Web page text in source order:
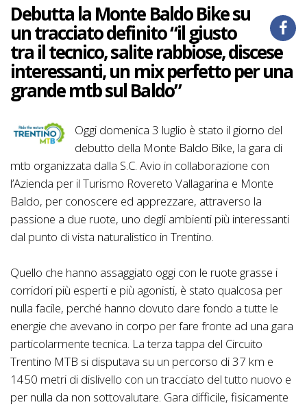
Debutta la Monte Baldo Bike su
un tracciato definito “il giusto
tra il tecnico, salite rabbiose, discese
interessanti, un mix perfetto per una
grande mtb sul Baldo”
Oggi domenica 3 luglio è stato il giorno del
debutto della Monte Baldo Bike, la gara di
mtb organizzata dalla S.C. Avio in collaborazione con
l’Azienda per il Turismo Rovereto Vallagarina e Monte
Baldo, per conoscere ed apprezzare, attraverso la
passione a due ruote, uno degli ambienti più interessanti
dal punto di vista naturalistico in Trentino.
Quello che hanno assaggiato oggi con le ruote grasse i
corridori più esperti e più agonisti, è stato qualcosa per
nulla facile, perché hanno dovuto dare fondo a tutte le
energie che avevano in corpo per fare fronte ad una gara
particolarmente tecnica. La terza tappa del Circuito
Trentino MTB si disputava su un percorso di 37 km e
1450 metri di dislivello con un tracciato del tutto nuovo e
per nulla da non sottovalutare. Gara difficile, fisicamente